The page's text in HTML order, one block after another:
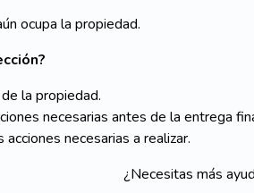
ocupa la propiedad.
la propiedad.
necesarias antes de la entrega
necesarias a realizar.
¿Necesitas más